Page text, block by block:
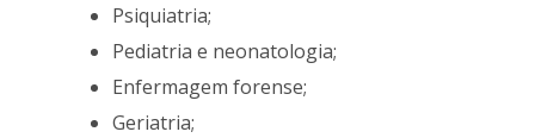
Psiquiatria;
Pediatria e neonatologia;
Enfermagem forense;
Geriatria;